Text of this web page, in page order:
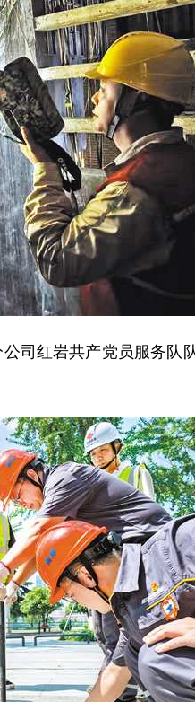
红岩共产党员服务队